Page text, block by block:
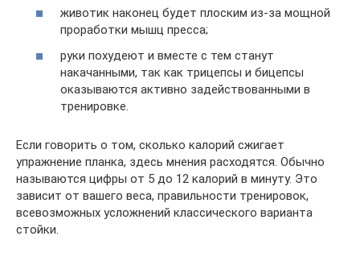
животик наконец будет плоским из-за мощной
проработки мышц пресса;
руки похудеют и вместе с тем станут
накачанными, так как трицепсы и бицепсы
оказываются активно задействованными в
тренировке.
Если говорить о том, сколько калорий сжигает
упражнение планка, здесь мнения расходятся. Обычно
называются цифры от 5 до 12 калорий в минуту. Это
зависит от вашего веса, правильности тренировок,
всевозможных усложнений классического варианта
стойки.